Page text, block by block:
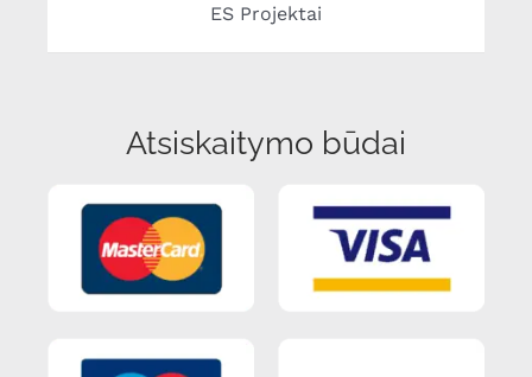
ES Projektai
Atsiskaitymo būdai